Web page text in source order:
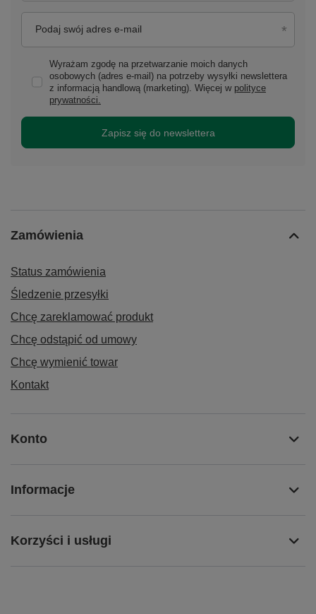
Podaj swój adres e-mail
Wyrażam zgodę na przetwarzanie moich danych
osobowych (adres e-mail) na potrzeby wysyłki newslettera
z informacją handlową (marketing). Więcej w polityce
prywatności.
Zapisz się do newslettera
Zamówienia
Status zamówienia
Śledzenie przesyłki
Chcę zareklamować produkt
Chcę odstąpić od umowy
Chcę wymienić towar
Kontakt
Konto
Informacje
Korzyści i usługi